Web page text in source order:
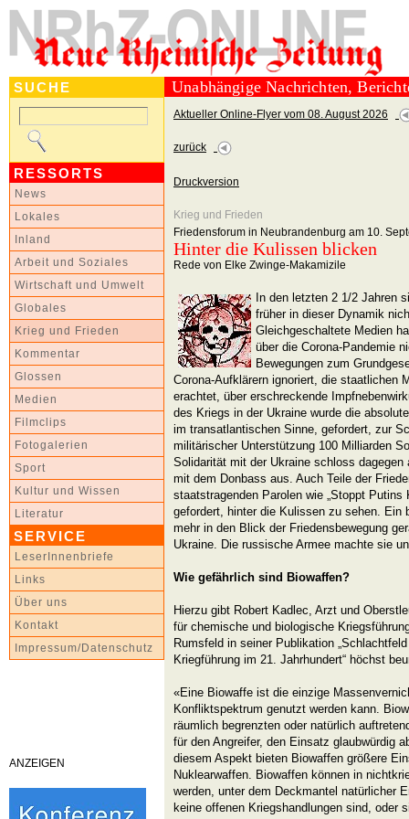
SUCHE
RESSORTS
News
Lokales
Inland
Arbeit und Soziales
Wirtschaft und Umwelt
Globales
Krieg und Frieden
Kommentar
Glossen
Medien
Filmclips
Fotogalerien
Sport
Kultur und Wissen
Literatur
SERVICE
LeserInnenbriefe
Links
Über uns
Kontakt
Impressum/Datenschutz
ANZEIGEN
Unabhängige Nachrichten,
Aktueller Online-Flyer vom 08. August 2026
zurück
Druckversion
Krieg und Frieden
Friedensforum in Neubrandenburg am 10.
Hinter die Kulissen blicken
Rede von Elke Zwinge-Makamizile
In den letzten 2 1/2 Jahren
früher in dieser Dynamik
Gleichgeschaltete Medien
über die Corona-Pandemie
Bewegungen zum
Corona-Aufklärern ignoriert, die staatlichen
erachtet, über erschreckende
des Kriegs in der Ukraine wurde die
im transatlantischen Sinne, gefordert, zur
militärischer Unterstützung 100 Milliarden
Solidarität mit der Ukraine schloss
mit dem Donbass aus. Auch Teile der
staatstragenden Parolen wie „Stoppt Putins
gefordert, hinter die Kulissen zu sehen. Ein
mehr in den Blick der Friedensbewegung
Ukraine. Die russische Armee machte sie
Wie gefährlich sind Biowaffen?
Hierzu gibt Robert Kadlec, Arzt und
für chemische und biologische
Rumsfeld in seiner Publikation
Kriegführung im 21. Jahrhundert“ höchst
«Eine Biowaffe ist die einzige
Konfliktspektrum genutzt werden kann.
räumlich begrenzten oder natürlich
für den Angreifer, den Einsatz glaubwürdig
diesem Aspekt bieten Biowaffen größere
Nuklearwaffen. Biowaffen können in
werden, unter dem Deckmantel natürlicher
keine offenen Kriegshandlungen sind, oder